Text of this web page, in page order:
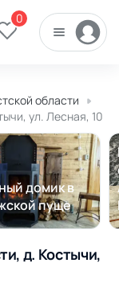
0
области
ул. Лесная, 10
домик в
пуще
д. Костычи,